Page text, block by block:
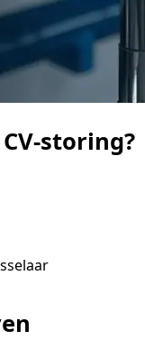
storing?